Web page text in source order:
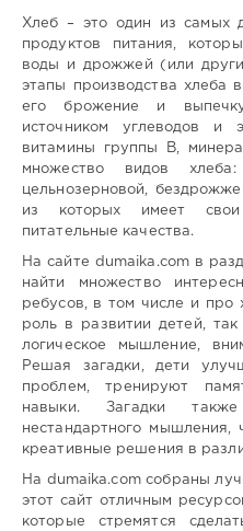
Хлеб – это один из самых
продуктов питания,
воды и дрожжей (или
этапы производства хлеба
его брожение и
источником углеводов и
витамины группы B,
множество видов
цельнозерновой,
из которых имеет
питательные качества.
На сайте dumaika.com в
найти множество
ребусов, в том числе и про
роль в развитии детей,
логическое мышление,
Решая загадки, дети
проблем, тренируют
навыки. Загадки
нестандартного мышления,
креативные решения в
На dumaika.com собраны
этот сайт отличным
которые стремятся